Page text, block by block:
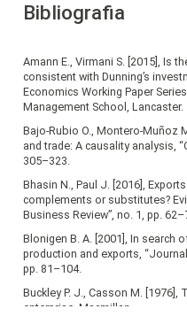
Bibliografia
Amann E., Virmani S. [2015], Is
consistent with Dunning’s
Economics Working Paper
Management School, Lancaster.
Bajo-Rubio O., Montero-Muñoz
and trade: A causality analysis,
305–323.
Bhasin N., Paul J. [2016],
complements or substitutes?
Business Review”, no. 1, pp.
Blonigen B. A. [2001], In
production and exports,
pp. 81–104.
Buckley P. J., Casson M.
enterprise, Macmillan.